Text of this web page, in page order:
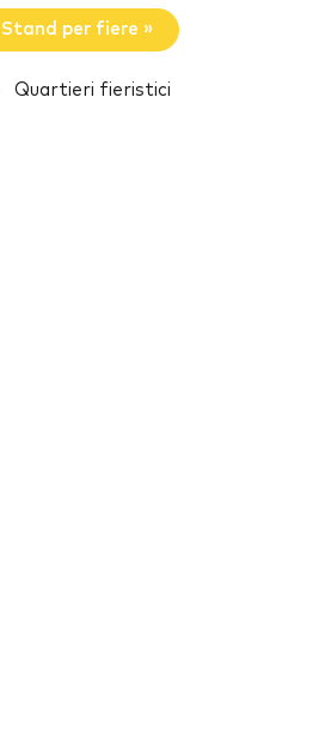
Stand per fiere »
Quartieri fieristici